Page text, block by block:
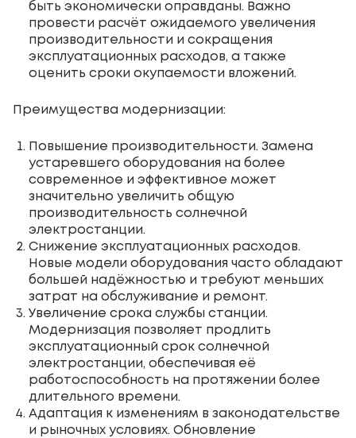
быть экономически оправданы. Важно
провести расчёт ожидаемого увеличения
производительности и сокращения
эксплуатационных расходов, а также
оценить сроки окупаемости вложений.
Преимущества модернизации:
Повышение производительности. Замена
устаревшего оборудования на более
современное и эффективное может
значительно увеличить общую
производительность солнечной
электростанции.
Снижение эксплуатационных расходов.
Новые модели оборудования часто обладают
большей надёжностью и требуют меньших
затрат на обслуживание и ремонт.
Увеличение срока службы станции.
Модернизация позволяет продлить
эксплуатационный срок солнечной
электростанции, обеспечивая её
работоспособность на протяжении более
длительного времени.
Адаптация к изменениям в законодательстве
и рыночных условиях. Обновление